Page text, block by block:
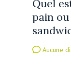
Quel
pain
Aucune